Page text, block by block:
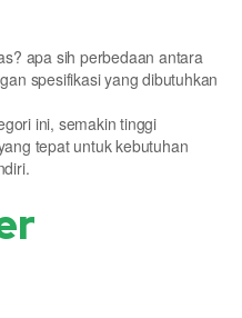
apa sih perbedaan antara
spesifikasi yang dibutuhkan
ini, semakin tinggi
tepat untuk kebutuhan